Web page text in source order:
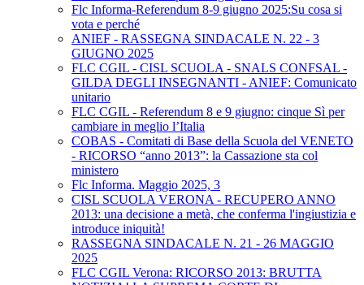
Flc Informa-Referendum 8-9 giugno 2025:Su cosa si
vota e perché
ANIEF - RASSEGNA SINDACALE N. 22 - 3
GIUGNO 2025
FLC CGIL - CISL SCUOLA - SNALS CONFSAL -
GILDA DEGLI INSEGNANTI - ANIEF: Comunicato
unitario
FLC CGIL - Referendum 8 e 9 giugno: cinque Sì per
cambiare in meglio l’Italia
COBAS - Comitati di Base della Scuola del VENETO
- RICORSO “anno 2013”: la Cassazione sta col
ministero
Flc Informa. Maggio 2025, 3
CISL SCUOLA VERONA - RECUPERO ANNO
2013: una decisione a metà, che conferma l'ingiustizia e
introduce iniquità!
RASSEGNA SINDACALE N. 21 - 26 MAGGIO
2025
FLC CGIL Verona: RICORSO 2013: BRUTTA